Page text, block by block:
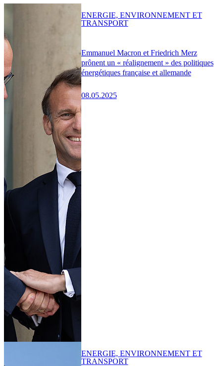
Emmanuel Macron et Friedrich Merz
prônent un « réalignement » des politiques
énergétiques française et allemande
08.05.2025
ENERGIE, ENVIRONNEMENT ET
TRANSPORT
ENERGIE, ENVIRONNEMENT ET
TRANSPORT